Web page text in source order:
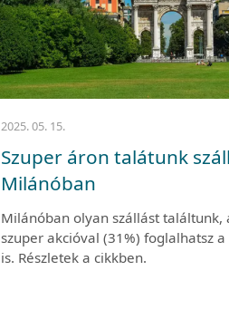
2025. 05. 15.
Szuper áron talátunk
Milánóban
Milánóban olyan szállást találtunk,
szuper akcióval (31%) foglalhatsz
is. Részletek a cikkben.